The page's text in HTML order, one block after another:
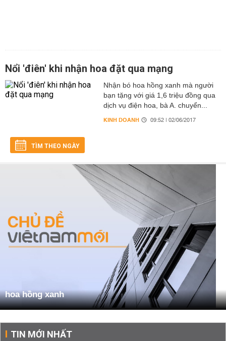
Nổi 'điên' khi nhận hoa đặt qua mạng
Nhận bó hoa hồng xanh mà người
bạn tặng với giá 1,6 triệu đồng qua
dịch vụ điện hoa, bà A. chuyển...
KINH DOANH 09:52 | 02/06/2017
TÌM THEO NGÀY
hoa hồng xanh
TIN MỚI NHẤT